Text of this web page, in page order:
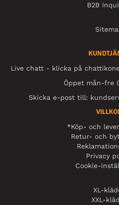
B2B
Live chatt - klicka på
Öppet mån-fre
Skicka e-post till:
*Köp- och
Retur- och
Privacy
Cookie-
XL-
XXL-